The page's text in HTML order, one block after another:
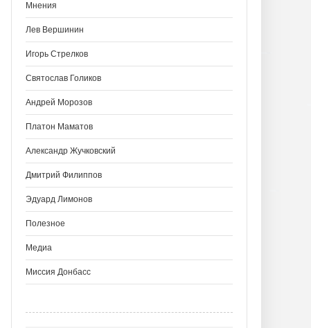
Мнения
Лев Вершинин
Игорь Стрелков
Святослав Голиков
Андрей Морозов
Платон Маматов
Александр Жучковский
Дмитрий Филиппов
Эдуард Лимонов
Полезное
Медиа
Миссия Донбасс